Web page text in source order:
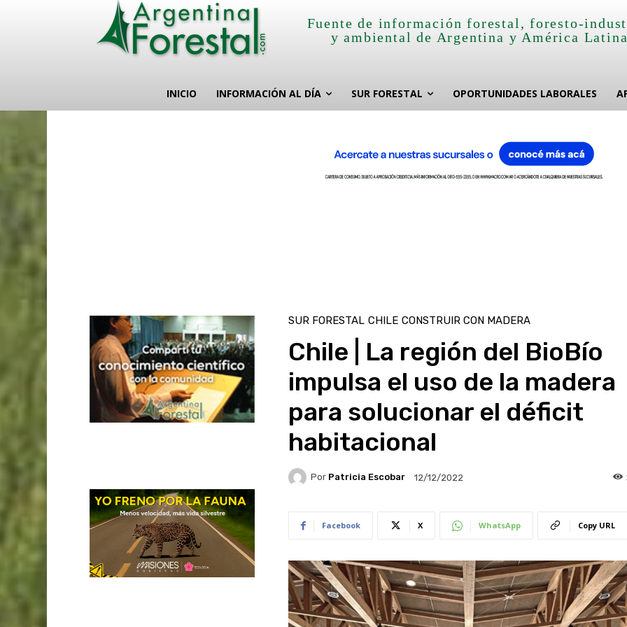
Fuente de información forestal, foresto-
y ambiental de Argentina y América
INICIO INFORMACIÓN AL DÍA SUR FORESTAL OPORTUNIDADES LABORALES
SUR FORESTAL CHILE CONSTRUIR CON MADERA
Chile | La región del BioBío
impulsa el uso de la madera
para solucionar el déficit
habitacional
Por Patricia Escobar 12/12/2022
Facebook X WhatsApp Copy URL